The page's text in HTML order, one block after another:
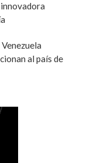
al país de